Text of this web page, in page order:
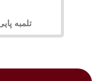
تلمبه